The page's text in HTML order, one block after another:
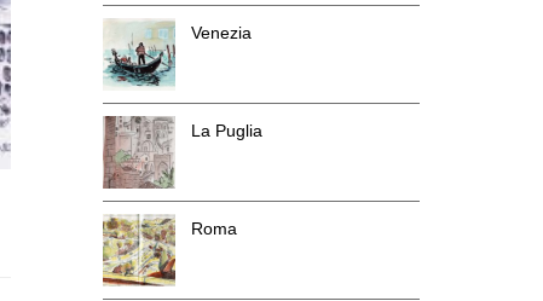
Venezia
La Puglia
Roma